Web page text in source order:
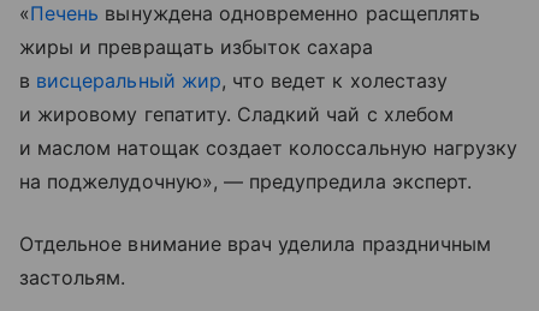
«Печень вынуждена одновременно расщеплять
жиры и превращать избыток сахара
в висцеральный жир, что ведет к холестазу
и жировому гепатиту. Сладкий чай с хлебом
и маслом натощак создает колоссальную нагрузку
на поджелудочную», — предупредила эксперт.
Отдельное внимание врач уделила праздничным
застольям.